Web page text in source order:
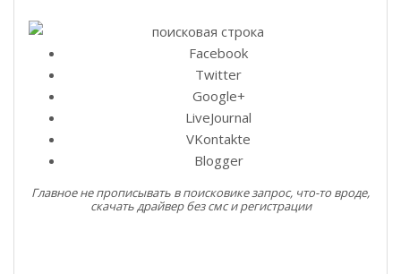
Facebook
Twitter
Google+
LiveJournal
VKontakte
Blogger
Главное не прописывать в поисковике запрос, что-то вроде,
скачать драйвер без смс и регистрации